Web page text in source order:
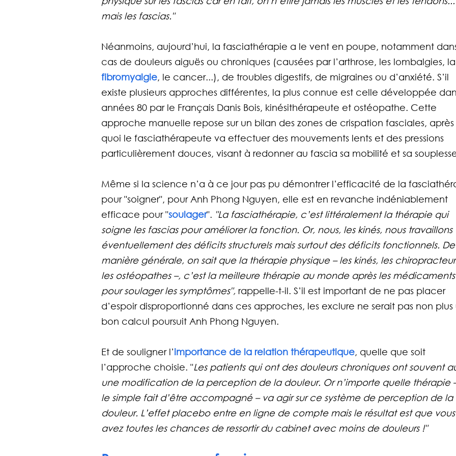
mais les fascias."
Néanmoins, aujourd’hui, la fasciathérapie a le vent en poupe, notamment
cas de douleurs aiguës ou chroniques (causées par l’arthrose, les lombalgies, la
fibromyalgie, le cancer...), de troubles digestifs, de migraines ou d’anxiété. S’il
existe plusieurs approches différentes, la plus connue est celle développée
années 80 par le Français Danis Bois, kinésithérapeute et ostéopathe. Cette
approche manuelle repose sur un bilan des zones de crispation fasciales, après
quoi le fasciathérapeute va effectuer des mouvements lents et des pressions
particulièrement douces, visant à redonner au fascia sa mobilité et sa
Même si la science n’a à ce jour pas pu démontrer l’efficacité de la
pour "soigner", pour Anh Phong Nguyen, elle est en revanche indéniablement
efficace pour "soulager". "La fasciathérapie, c’est littéralement la thérapie qui
soigne les fascias pour améliorer la fonction. Or, nous, les kinés, nous travaillons
éventuellement des déficits structurels mais surtout des déficits fonctionnels. De
manière générale, on sait que la thérapie physique – les kinés, les
les ostéopathes –, c’est la meilleure thérapie au monde après les médicaments
pour soulager les symptômes", rappelle-t-il. S’il est important de ne pas placer
d’espoir disproportionné dans ces approches, les exclure ne serait pas non plus
bon calcul poursuit Anh Phong Nguyen.
Et de souligner l’importance de la relation thérapeutique, quelle que soit
l’approche choisie. "Les patients qui ont des douleurs chroniques ont souvent
une modification de la perception de la douleur. Or n’importe quelle thérapie
le simple fait d’être accompagné – va agir sur ce système de perception de la
douleur. L’effet placebo entre en ligne de compte mais le résultat est que vous
avez toutes les chances de ressortir du cabinet avec moins de douleurs !"